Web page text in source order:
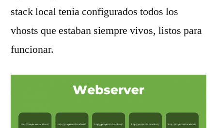
stack local tenía configurados todos los
vhosts que estaban siempre vivos, listos para
funcionar.